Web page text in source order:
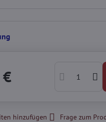
hinzufügen Frage zum